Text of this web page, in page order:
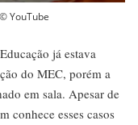
YouTube
já estava
do MEC, porém a
em sala. Apesar de
conhece esses casos